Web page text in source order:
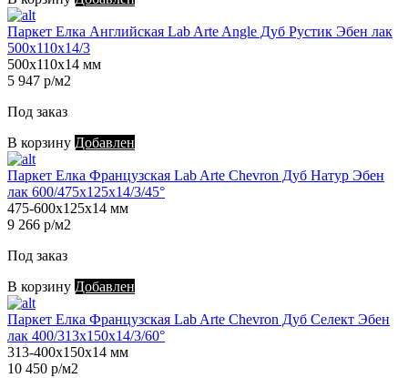
Паркет Елка Английская Lab Arte Angle Дуб Рустик Эбен лак
500х110х14/3
500х110х14 мм
5 947 р/м2
Под заказ
В корзину Добавлен
Паркет Елка Французская Lab Arte Chevron Дуб Натур Эбен
лак 600/475х125х14/3/45°
475-600х125х14 мм
9 266 р/м2
Под заказ
В корзину Добавлен
Паркет Елка Французская Lab Arte Chevron Дуб Селект Эбен
лак 400/313х150х14/3/60°
313-400х150х14 мм
10 450 р/м2